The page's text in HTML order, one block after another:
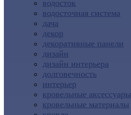
водосток
водосточная система
дача
декор
декоративные панели
дизайн
дизайн интерьера
долговечность
интерьер
кровельные аксессуары
кровельные материалы